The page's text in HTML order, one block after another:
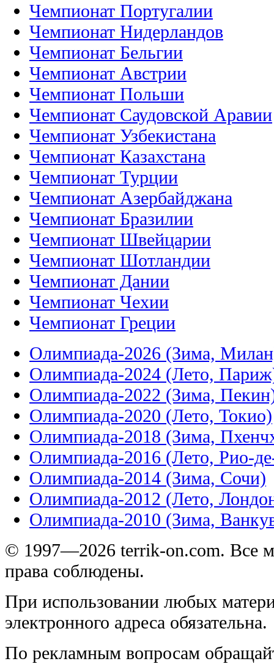
Чемпионат Португалии
Чемпионат Нидерландов
Чемпионат Бельгии
Чемпионат Австрии
Чемпионат Польши
Чемпионат Саудовской Аравии
Чемпионат Узбекистана
Чемпионат Казахстана
Чемпионат Турции
Чемпионат Азербайджана
Чемпионат Бразилии
Чемпионат Швейцарии
Чемпионат Шотландии
Чемпионат Дании
Чемпионат Чехии
Чемпионат Греции
Олимпиада-2026 (Зима,
Олимпиада-2024 (Лето,
Олимпиада-2022 (Зима,
Олимпиада-2020 (Лето, Токио)
Олимпиада-2018 (Зима,
Олимпиада-2016 (Лето, Рио-
Олимпиада-2014 (Зима, Сочи)
Олимпиада-2012 (Лето,
Олимпиада-2010 (Зима,
© 1997—2026 terrik-on.com. Все
права соблюдены.
При использовании любых
электронного адреса обязательна.
По рекламным вопросам